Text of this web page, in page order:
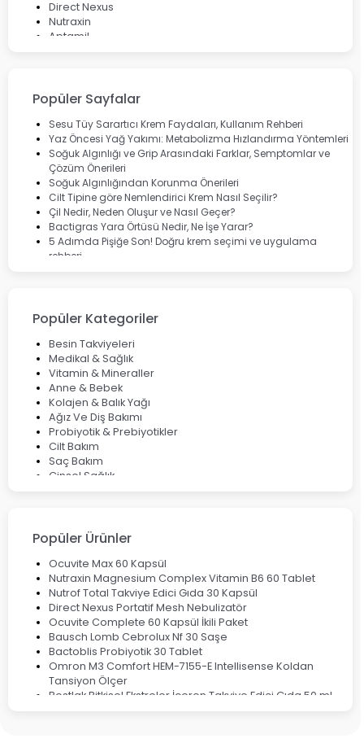
Direct Nexus
Nutraxin
Aptamil
Lansinoh
Cebrolux
Dermoskin
Marvis
Rcfarma
Popüler Sayfalar
Sesu Tüy Sarartıcı Krem Faydaları, Kullanım Rehberi
Yaz Öncesi Yağ Yakımı: Metabolizma Hızlandırma Yöntemleri
Soğuk Algınlığı ve Grip Arasındaki Farklar, Semptomlar ve
Çözüm Önerileri
Soğuk Algınlığından Korunma Önerileri
Cilt Tipine göre Nemlendirici Krem Nasıl Seçilir?
Çil Nedir, Neden Oluşur ve Nasıl Geçer?
Bactigras Yara Örtüsü Nedir, Ne İşe Yarar?
5 Adımda Pişiğe Son! Doğru krem seçimi ve uygulama
rehberi
Çözüm Yolları
Bocavirüs Enfeksiyonu Hakkında Bilmeniz Gerekenler
Deep Flex Topraklama Matı Nedir? Detaylı Rehber
Mumiyo Nedir? Faydaları ve Kullanım Alanları Nelerdir?
Popüler Kategoriler
Besin Takviyeleri
Medikal & Sağlık
Vitamin & Mineraller
Anne & Bebek
Kolajen & Balık Yağı
Ağız Ve Diş Bakımı
Probiyotik & Prebiyotikler
Cilt Bakım
Saç Bakım
Cinsel Sağlık
Popüler Ürünler
Ocuvite Max 60 Kapsül
Nutraxin Magnesium Complex Vitamin B6 60 Tablet
Nutrof Total Takviye Edici Gıda 30 Kapsül
Direct Nexus Portatif Mesh Nebulizatör
Ocuvite Complete 60 Kapsül İkili Paket
Bausch Lomb Cebrolux Nf 30 Saşe
Bactoblis Probiyotik 30 Tablet
Omron M3 Comfort HEM-7155-E Intellisense Koldan
Tansiyon Ölçer
Bestlak Bitkisel Ekstreler İçeren Takviye Edici Gıda 50 ml